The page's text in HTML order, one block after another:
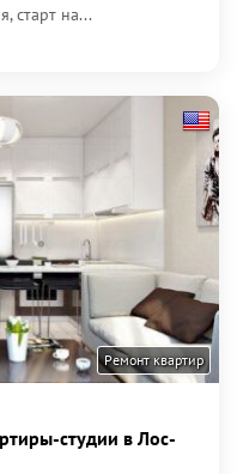
старт на...
Ремонт квартир
студии в Лос-